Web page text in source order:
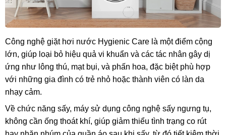
Công nghệ giặt hơi nước Hygienic Care là một điểm cộng
lớn, giúp loại bỏ hiệu quả vi khuẩn và các tác nhân gây dị
ứng như lông thú, mạt bụi, và phấn hoa, đặc biệt phù hợp
với những gia đình có trẻ nhỏ hoặc thành viên có làn da
nhạy cảm.
Về chức năng sấy, máy sử dụng công nghệ sấy ngưng tụ,
không cần ống thoát khí, giúp giảm thiểu tình trạng co rút